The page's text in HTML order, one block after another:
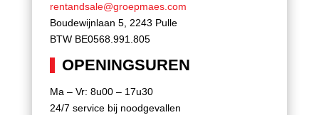
rentandsale@groepmaes.com
Boudewijnlaan 5, 2243 Pulle
BTW BE0568.991.805
OPENINGSUREN
Ma – Vr: 8u00 – 17u30
24/7 service bij noodgevallen